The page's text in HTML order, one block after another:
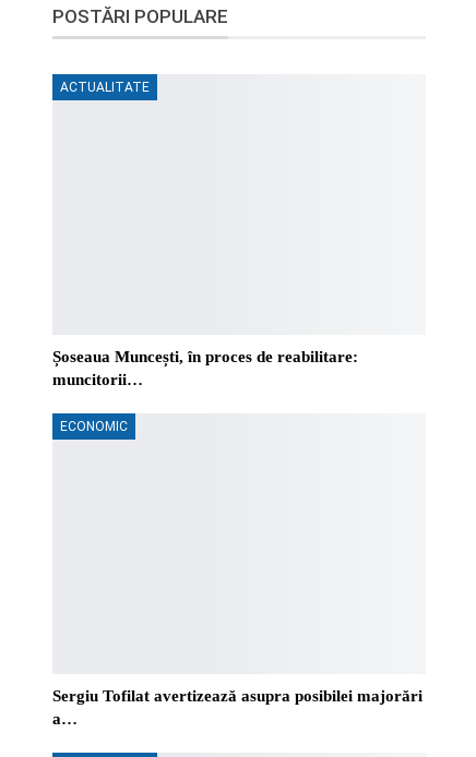
POSTĂRI POPULARE
ACTUALITATE
Șoseaua Muncești, în proces de reabilitare:
muncitorii…
ECONOMIC
Sergiu Tofilat avertizează asupra posibilei majorări
a…